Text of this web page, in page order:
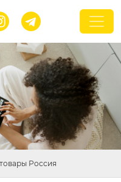

Россия